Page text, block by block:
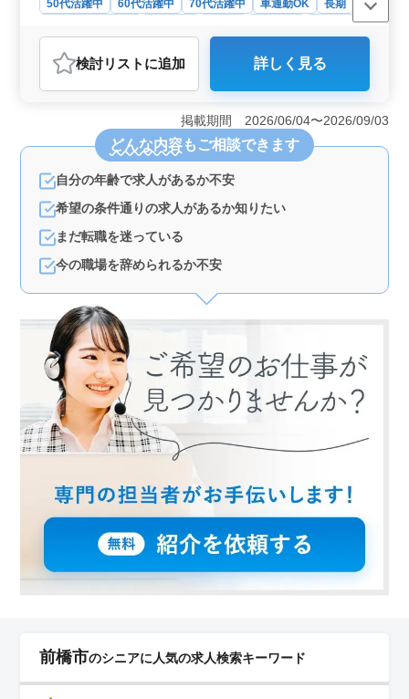
験を活かして頂ける方、ぜひご応募くださ
50代活躍中 60代活躍中 70代活躍中 車通勤OK
長期
派遣社員
おすすめポイント
＜キャリア活用の魅力＞ 本求人では、土木施工管理の
経験を5年以上お持ちの方が歓迎されており、これまでの
キャリアを最大限に活かすことができます。特に、公共
工事や積算、職人・資材手配の経験がある方に最適で、
発注者との打ち合わせや書類作成のスキルを活かせる場
が整っています。 ＜働きやすい環境＞ マイカー通
勤が可能で、群馬県内の現場が主なため通勤負担が軽減
されます。また、残業が月10時間程度と少なく、週休二
日制で夏季や年末年始休暇もあるため、ワークライフバ
い職場＞ 50代から70代の経験豊富なベテランが活躍し
やスキルを若手に伝える役割も担うことで、長く働き続
けられる魅力があります。
検討リスト に追加 詳しく見る
掲載期間 2026/06/04〜2026/09/03
どんな内容もご相談できます
自分の年齢で求人があるか不安
希望の条件通りの求人があるか知りたい
まだ転職を迷っている
今の職場を辞められるか不安
前橋市のシニアに人気の求人検索キーワード